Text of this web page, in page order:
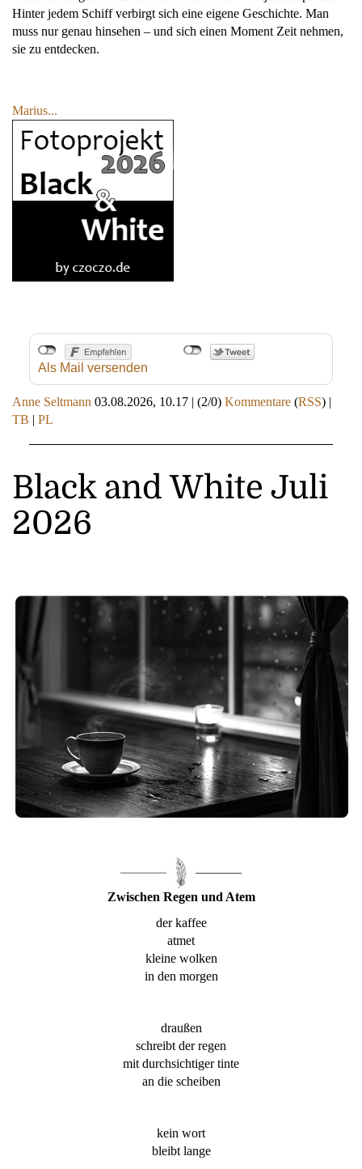
Hinter jedem Schiff verbirgt sich eine eigene Geschichte. Man
muss nur genau hinsehen – und sich einen Moment Zeit nehmen,
sie zu entdecken.
Marius...
Als Mail versenden
Anne Seltmann 03.08.2026, 10.17 | (2/0) Kommentare (RSS) |
TB | PL
Black and White Juli
2026
Zwischen Regen und Atem
der kaffee
atmet
kleine wolken
in den morgen
draußen
schreibt der regen
mit durchsichtiger tinte
an die scheiben
kein wort
bleibt lange